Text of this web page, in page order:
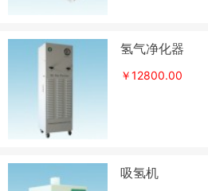
氢气净化器
￥12800.00
吸氢机